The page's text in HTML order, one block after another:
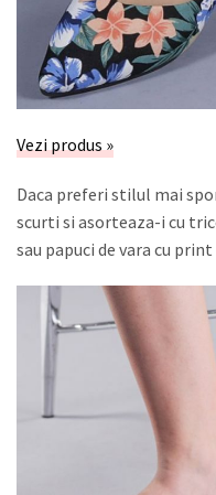
Vezi produs »
Daca preferi stilul mai
scurti si asorteaza-i cu
sau papuci de vara cu